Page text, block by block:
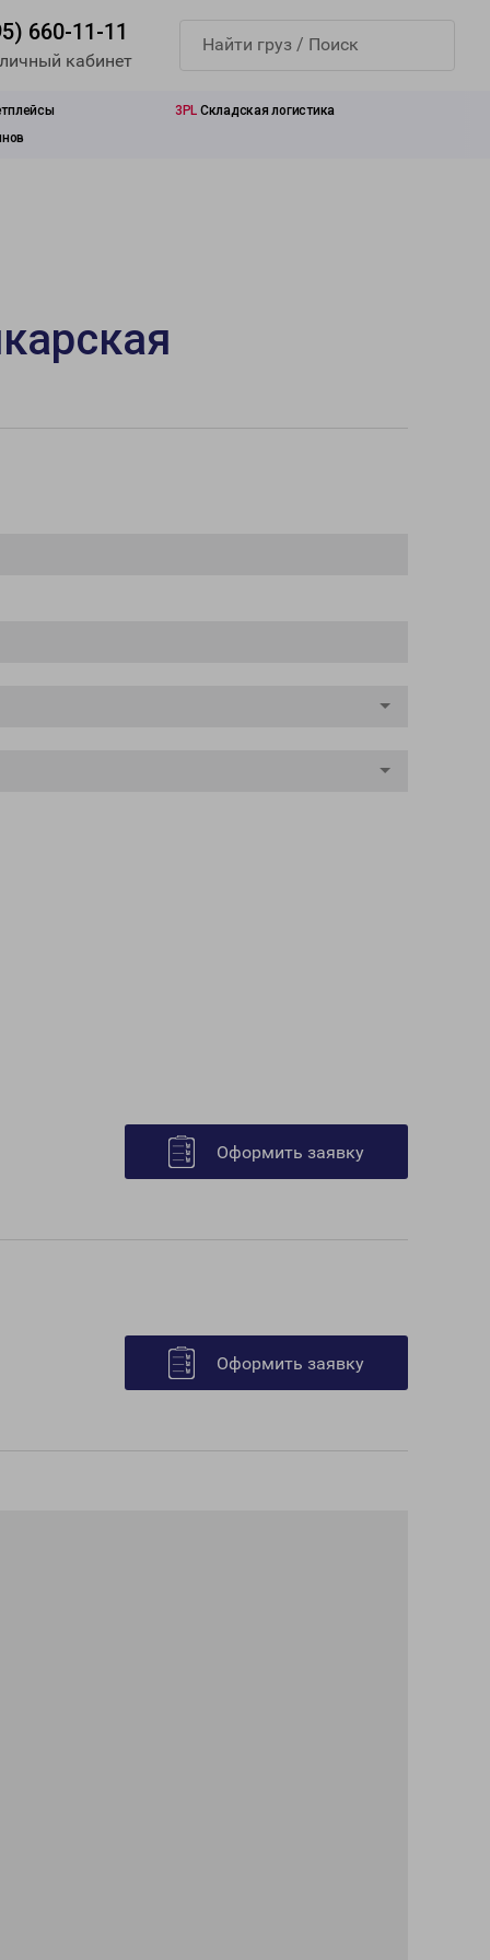
660-11-11
кабинет
3PL Складская логистика
Оформить заявку
Оформить заявку